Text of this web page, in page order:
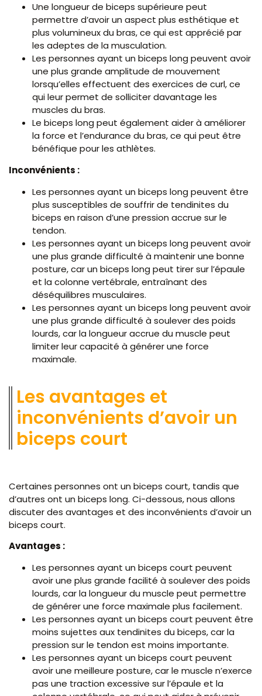
Une longueur de biceps supérieure peut
permettre d’avoir un aspect plus esthétique et
plus volumineux du bras, ce qui est apprécié par
les adeptes de la musculation.
Les personnes ayant un biceps long peuvent avoir
une plus grande amplitude de mouvement
lorsqu’elles effectuent des exercices de curl, ce
qui leur permet de solliciter davantage les
muscles du bras.
Le biceps long peut également aider à améliorer
la force et l’endurance du bras, ce qui peut être
bénéfique pour les athlètes.
Inconvénients :
Les personnes ayant un biceps long peuvent être
plus susceptibles de souffrir de tendinites du
biceps en raison d’une pression accrue sur le
tendon.
Les personnes ayant un biceps long peuvent avoir
une plus grande difficulté à maintenir une bonne
posture, car un biceps long peut tirer sur l’épaule
et la colonne vertébrale, entraînant des
déséquilibres musculaires.
Les personnes ayant un biceps long peuvent avoir
une plus grande difficulté à soulever des poids
lourds, car la longueur accrue du muscle peut
limiter leur capacité à générer une force
maximale.
Les avantages et
inconvénients d’avoir un
biceps court
Certaines personnes ont un biceps court, tandis que
d’autres ont un biceps long. Ci-dessous, nous allons
discuter des avantages et des inconvénients d’avoir un
biceps court.
Avantages :
Les personnes ayant un biceps court peuvent
avoir une plus grande facilité à soulever des poids
lourds, car la longueur du muscle peut permettre
de générer une force maximale plus facilement.
Les personnes ayant un biceps court peuvent être
moins sujettes aux tendinites du biceps, car la
pression sur le tendon est moins importante.
Les personnes ayant un biceps court peuvent
avoir une meilleure posture, car le muscle n’exerce
pas une traction excessive sur l’épaule et la